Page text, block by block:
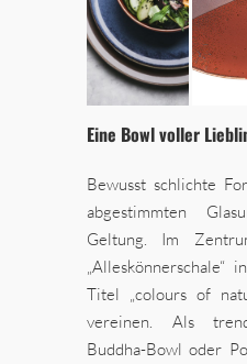
Eine Bowl voller
Bewusst schlichte
abgestimmten
Geltung. Im
Titel „colours of
vereinen. Als
Buddha-Bowl oder